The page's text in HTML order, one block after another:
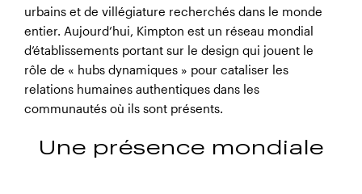
urbains et de villégiature recherchés dans le monde
entier. Aujourd’hui, Kimpton est un réseau mondial
d’établissements portant sur le design qui jouent le
rôle de « hubs dynamiques » pour cataliser les
relations humaines authentiques dans les
communautés où ils sont présents.
Une présence mondiale